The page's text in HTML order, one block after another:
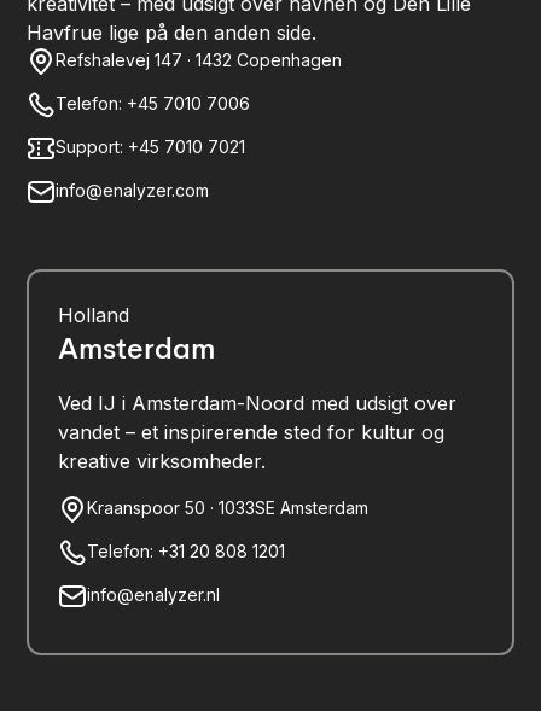
Havfrue lige på den anden side.
Refshalevej 147 · 1432 Copenhagen
Telefon: +45 7010 7006
Support: +45 7010 7021
info@enalyzer.com
Holland
Amsterdam
Ved IJ i Amsterdam-Noord med udsigt over
vandet – et inspirerende sted for kultur og
kreative virksomheder.
Kraanspoor 50 · 1033SE Amsterdam
Telefon: +31 20 808 1201
info@enalyzer.nl